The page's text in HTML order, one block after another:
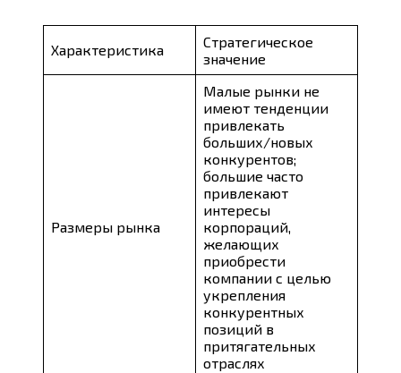
Характеристика
Стратегическое
значение
Размеры рынка
Малые рынки не
имеют тенденции
привлекать
больших/новых
конкурентов;
большие часто
привлекают
интересы
корпораций,
желающих
приобрести
компании с целью
укрепления
конкурентных
позиций в
притягательных
отраслях